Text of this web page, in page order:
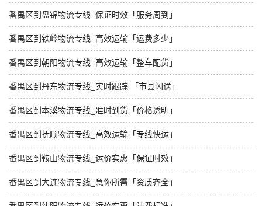
番禺区到盘锦物流专线_保证时效「服务周到」
番禺区到铁岭物流专线_高效运输「运费多少」
番禺区到朝阳物流专线_高效运输「整车配货」
番禺区到丹东物流专线_实时跟踪 「市县闪送」
番禺区到本溪物流专线_准时到货「价格透明」
番禺区到抚顺物流专线_高效运输「专线快运」
番禺区到鞍山物流专线_运价实惠「保证时效」
番禺区到大连物流专线_急你所需「资质齐全」